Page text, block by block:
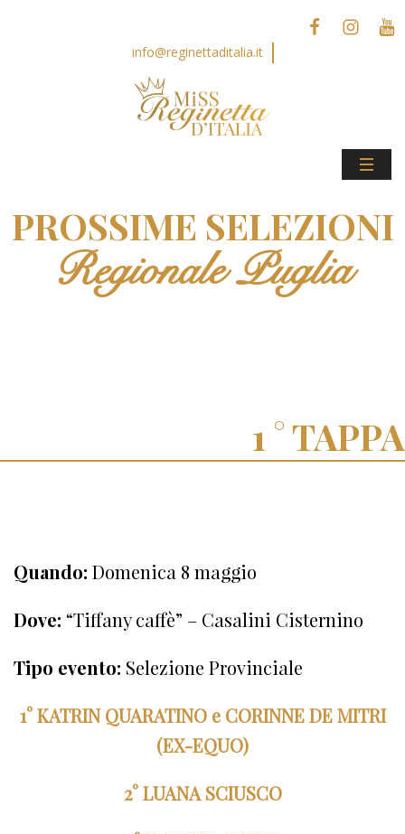
info@reginettaditalia.it
PROSSIME SELEZIONI
Regionale Puglia
TAPPA
Quando: Domenica 8 maggio
Dove: “Tiffany caffè” – Casalini Cisternino
Tipo evento: Selezione Provinciale
1° KATRIN QUARATINO e CORINNE DE MITRI
(EX-EQUO)
2° LUANA SCIUSCO